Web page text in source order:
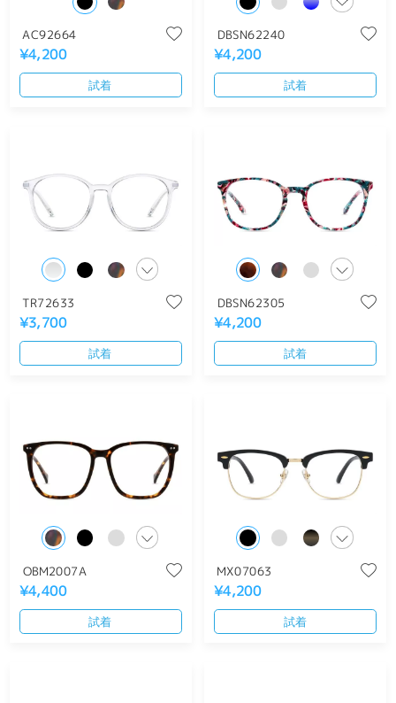
AC92664
¥4,200
試着
DBSN62240
¥4,200
試着
TR72633
¥3,700
試着
DBSN62305
¥4,200
試着
OBM2007A
¥4,400
試着
MX07063
¥4,200
試着